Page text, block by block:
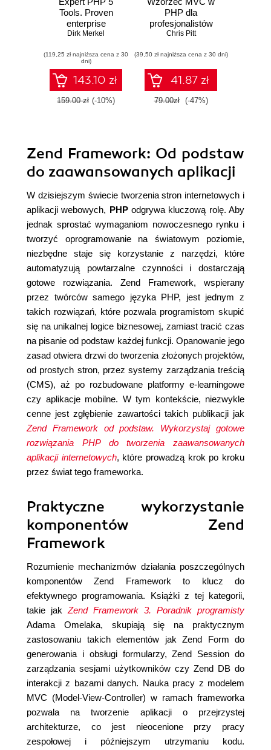
Tools. Proven
enterprise
development tools
for designing,
coding, testing, and
deploying PHP
applications
Dirk Merkel
(119,25 zł najniższa cena z 30
dni)
143.10 zł
159.00 zł (-10%)
PHP dla
profesjonalistów
Chris Pitt
(39,50 zł najniższa cena z 30 dni)
41.87 zł
79.00zł (-47%)
Zend Framework: Od podstaw
do zaawansowanych aplikacji
W dzisiejszym świecie tworzenia stron internetowych i
aplikacji webowych, PHPodgrywa kluczową rolę. Aby
jednak sprostać wymaganiom nowoczesnego rynku i
tworzyć oprogramowanie na światowym poziomie,
niezbędne staje się korzystanie z narzędzi, które
automatyzują powtarzalne czynności i dostarczają
gotowe rozwiązania. Zend Framework, wspierany
przez twórców samego języka PHP, jest jednym z
takich rozwiązań, które pozwala programistom skupić
się na unikalnej logice biznesowej, zamiast tracić czas
na pisanie od podstaw każdej funkcji. Opanowanie jego
zasad otwiera drzwi do tworzenia złożonych projektów,
od prostych stron, przez systemy zarządzania treścią
(CMS), aż po rozbudowane platformy e-learningowe
czy aplikacje mobilne. W tym kontekście, niezwykle
cenne jest zgłębienie zawartości takich publikacji jak
Zend Framework od podstaw. Wykorzystaj gotowe
rozwiązania PHP do tworzenia zaawansowanych
aplikacji internetowych, które prowadzą krok po kroku
przez świat tego frameworka.
Praktyczne wykorzystanie
komponentów Zend
Framework
Rozumienie mechanizmów działania poszczególnych
komponentów Zend Framework to klucz do
efektywnego programowania. Książki z tej kategorii,
takie jak Zend Framework 3. Poradnik programisty
Adama Omelaka, skupiają się na praktycznym
zastosowaniu takich elementów jak Zend Form do
generowania i obsługi formularzy, Zend Session do
zarządzania sesjami użytkowników czy Zend DB do
interakcji z bazami danych. Nauka pracy z modelem
MVC (Model-View-Controller) w ramach frameworka
pozwala na tworzenie aplikacji o przejrzystej
architekturze, co jest nieocenione przy pracy
zespołowej i późniejszym utrzymaniu kodu.